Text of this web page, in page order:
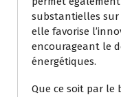
substantielles sur
elle favorise
encourageant le
énergétiques.
Que ce soit par le